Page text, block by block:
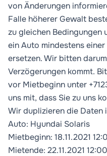
von Änderungen
Falle höherer Gewalt
zu gleichen Bedingungen
ein Auto mindestens
ersetzen. Wir bitten
Verzögerungen kommt.
vor Mietbeginn unter
uns mit, dass Sie zu uns
Wir duplizieren die Daten
Auto: Hyundai Solaris
Mietbeginn: 18.11.2021
Mietende: 22.11.2021